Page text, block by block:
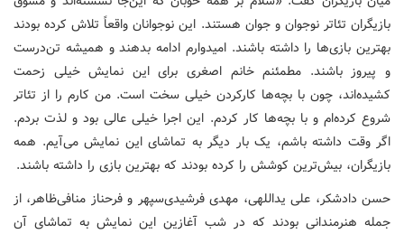
بازیگران تئاتر نوجوان و جوان هستند. این نوجوانان واقعاً تلاش کرده بودند
بهترین بازی‌ها را داشته باشند. امیدوارم ادامه بدهند و همیشه تن‌درست
و پیروز باشند. مطمئنم خانم اصغری برای این نمایش خیلی زحمت
کشیده‌اند، چون با بچه‌ها کارکردن خیلی سخت است. من کارم را از تئاتر
شروع کرده‌ام و با بچه‌ها کار کردم. این اجرا خیلی عالی بود و لذت بردم.
اگر وقت داشته باشم، یک بار دیگر به تماشای این نمایش می‌آیم. همه
بازیگران، بیش‌ترین کوشش را کرده بودند که بهترین بازی را داشته باشند.
حسن دادشکر، علی یداللهی، مهدی فرشیدی‌سپهر و فرحناز منافی‌ظاهر، از
جمله هنرمندانی بودند که در شب آغازین این نمایش به تماشای آن